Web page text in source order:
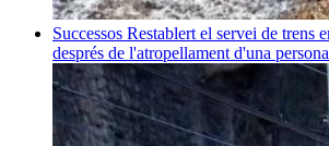
Successos Restablert el servei de trens
després de l'atropellament d'una persona